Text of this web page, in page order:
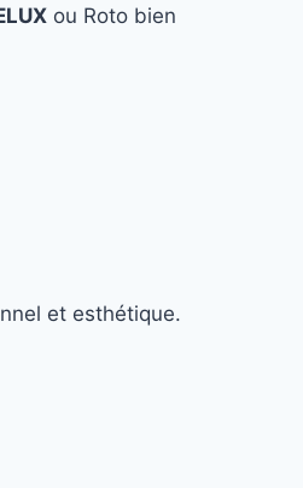
ou Roto bien
et esthétique.